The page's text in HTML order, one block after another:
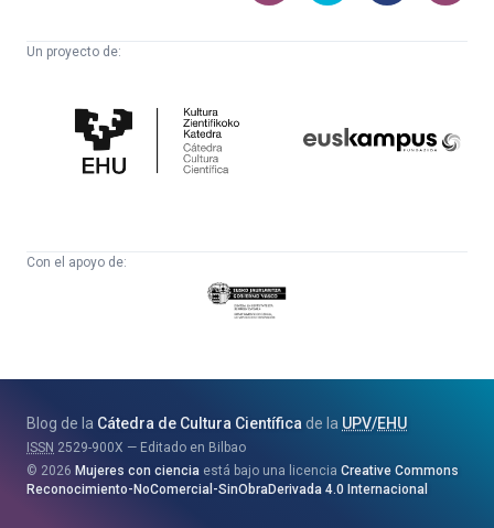
Un proyecto de:
Cultura
Científica
Con el apoyo de:
Eusko
Jaurlaritza
eta
Berrikuntza
Saila
Blog de la Cátedra de Cultura Científicade la UPV/EHU
ISSN 2529-900X
Editado en Bilbao
2026 Mujeres con ciencia está bajo una licencia Creative Commons
Reconocimiento-NoComercial-SinObraDerivada 4.0 Internacional